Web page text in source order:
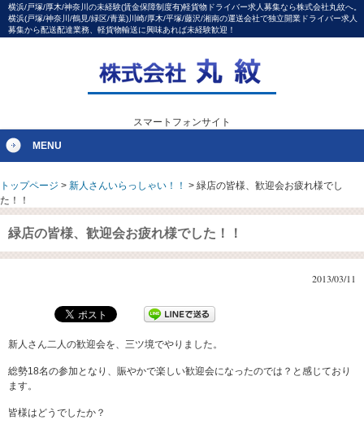
横浜/戸塚/厚木/神奈川の未経験(賃金保障制度有)軽貨物ドライバー求人募集なら株式会社丸紋へ。
横浜(戸塚/神奈川/鶴見/緑区/青葉)川崎/厚木/平塚/藤沢/湘南の運送会社で独立開業ドライバー求人
募集から配送配達業務、軽貨物輸送に興味あれば未経験歓迎！
スマートフォンサイト
MENU
トップページ > 新人さんいらっしゃい！！ > 緑店の皆様、歓迎会お疲れ様でし
た！！
緑店の皆様、歓迎会お疲れ様でした！！
2013/03/11
新人さん二人の歓迎会を、三ツ境でやりました。
総勢18名の参加となり、賑やかで楽しい歓迎会になったのでは？と感じており
ます。
皆様はどうでしたか？